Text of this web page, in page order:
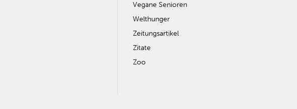
Vegane Senioren
Welthunger
Zeitungsartikel
Zitate
Zoo